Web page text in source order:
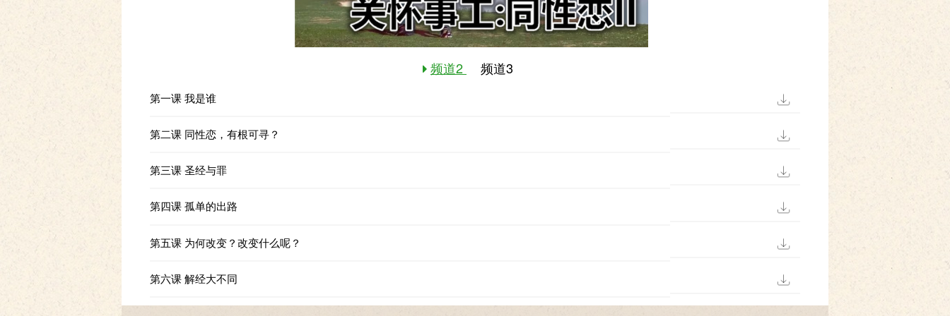
频道2 频道3
第一课 我是谁
第二课 同性恋，有根可寻？
第三课 圣经与罪
第四课 孤单的出路
第五课 为何改变？改变什么呢？
第六课 解经大不同